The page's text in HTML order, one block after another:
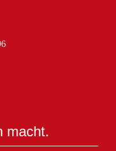
macht.